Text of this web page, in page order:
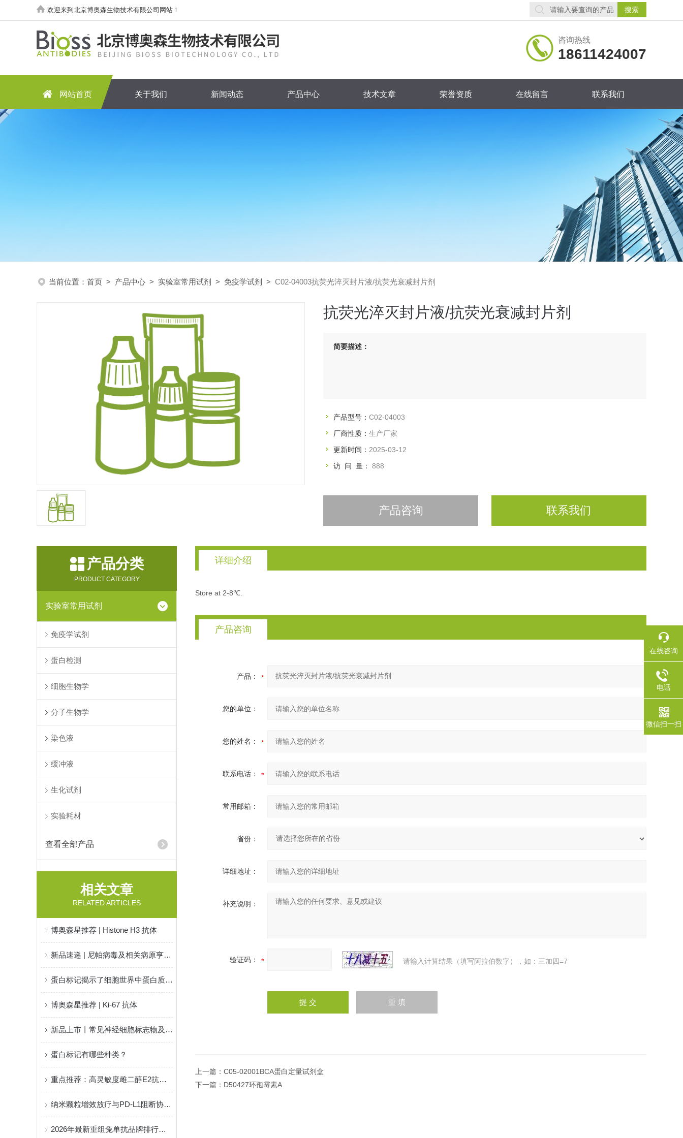
欢迎来到北京博奥森生物技术有限公司网站！
咨询热线
18611424007
网站首页 关于我们 新闻动态 产品中心 技术文章 荣誉资质 在线留言 联系我们
当前位置： 首页 > 产品中心 > 实验室常用试剂 > 免疫学试剂 > C02-04003抗荧光淬灭封片液/抗荧光衰减封片剂
抗荧光淬灭封片液/抗荧光衰减封片剂
简要描述：
产品型号： C02-04003
厂商性质： 生产厂家
更新时间： 2025-03-12
访 问 量： 888
产品咨询 联系我们
产品分类
PRODUCT CATEGORY
实验室常用试剂
免疫学试剂
蛋白检测
细胞生物学
分子生物学
染色液
缓冲液
生化试剂
实验耗材
查看全部产品
相关文章
RELATED ARTICLES
博奥森星推荐 | Histone H3 抗体
新品速递 | 尼帕病毒及相关病原亨德拉病毒重组蛋白
蛋白标记揭示了细胞世界中蛋白质的奥秘
博奥森星推荐 | Ki-67 抗体
新品上市丨常见神经细胞标志物及其临床意义，只看这一篇就够了！
蛋白标记有哪些种类？
重点推荐：高灵敏度雌二醇E2抗体！
纳米颗粒增效放疗与PD-L1阻断协同作用以限制癌症术后的复发和转移
2026年最新重组兔单抗品牌排行出炉
详细介绍
Store at 2-8℃.
产品咨询
产品：
您的单位：
您的姓名：
联系电话：
常用邮箱：
省份：
详细地址：
补充说明：
验证码： 请输入计算结果（填写阿拉伯数字），如：三加四=7
上一篇： C05-02001BCA蛋白定量试剂盒
下一篇： D50427环孢霉素A
在线咨询
电话
微信扫一扫